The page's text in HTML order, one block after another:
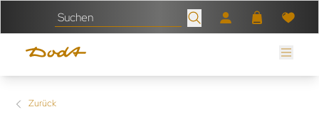
Zurück